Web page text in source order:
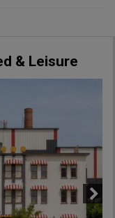
& Leisure
Next